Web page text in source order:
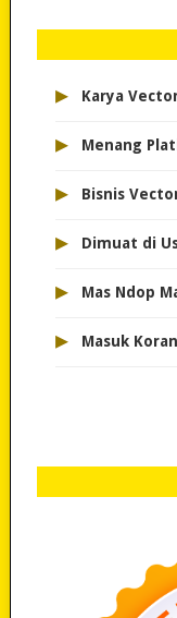
▸ Karya
▸ Menang
▸ Bisnis
▸ Dimuat di
▸ Mas Ndop
▸ Masuk